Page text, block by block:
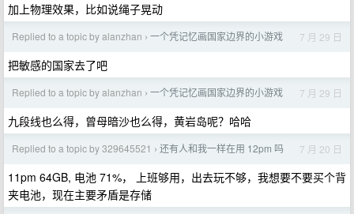
加上物理效果，比如说绳子晃动
Replied to a topic by alanzhan › 一个凭记忆画国家边界的小游戏 7 月 29 日
把敏感的国家去了吧
Replied to a topic by alanzhan › 一个凭记忆画国家边界的小游戏 7 月 29 日
九段线也么得，曾母暗沙也么得，黄岩岛呢？哈哈
Replied to a topic by 329645521 › 还有人和我一样在用 12pm 吗 7 月 20 日
11pm 64GB, 电池 71%， 上班够用，出去玩不够，我想要不要买个背
夹电池，现在主要矛盾是存储